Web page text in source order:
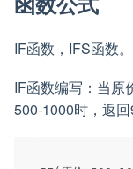
IF函数，IFS函数。
IF函数编写：当原
500-1000时，返